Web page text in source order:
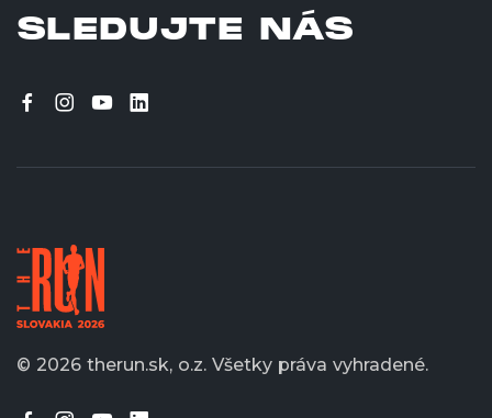
SLEDUJTE NÁS
© 2026 therun.sk, o.z. Všetky práva vyhradené.